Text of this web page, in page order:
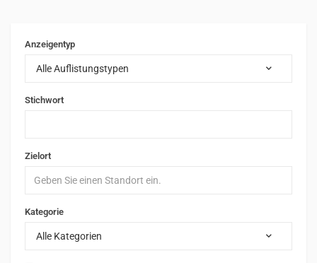
Anzeigentyp
Alle Auflistungstypen
Stichwort
Zielort
Kategorie
Alle Kategorien